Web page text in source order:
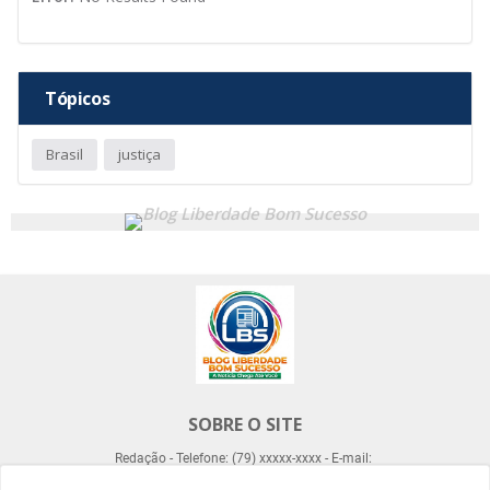
Tópicos
Brasil justiça
SOBRE O SITE
Redação - Telefone: (79) xxxxx-xxxx - E-mail: